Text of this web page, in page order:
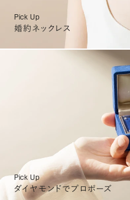
Pick Up
婚約ネックレス
Pick Up
ダイヤモンドでプロポーズ